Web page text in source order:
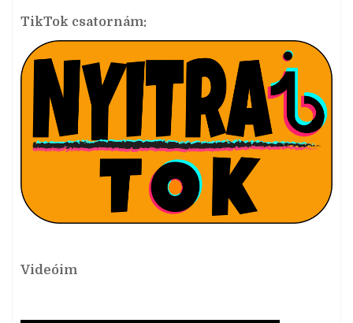
TikTok csatornám:
Videóim